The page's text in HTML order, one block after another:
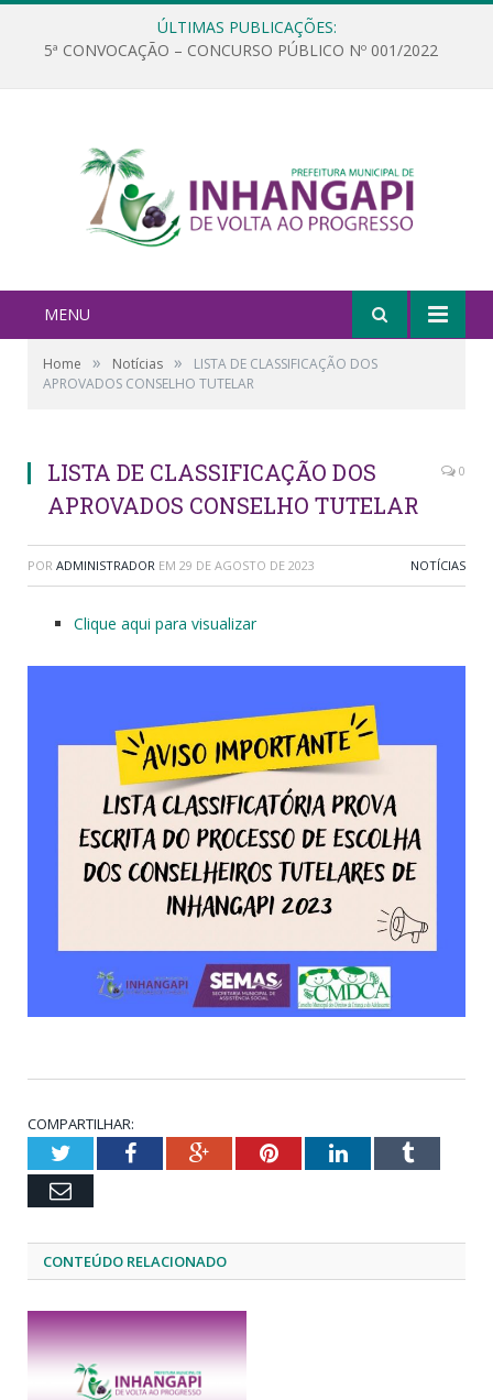
ÚLTIMAS PUBLICAÇÕES:
5ª CONVOCAÇÃO – CONCURSO PÚBLICO Nº 001/2022
MENU
Home » Notícias »
LISTA DE CLASSIFICAÇÃO DOS
APROVADOS CONSELHO TUTELAR
LISTA DE CLASSIFICAÇÃO DOS
APROVADOS CONSELHO TUTELAR
0
POR ADMINISTRADOR EM 29 DE AGOSTO DE 2023 NOTÍCIAS
Clique aqui para visualizar
COMPARTILHAR:
TwitterFacebookGoogle+PinterestLinkedInTumblr
Email
CONTEÚDO RELACIONADO